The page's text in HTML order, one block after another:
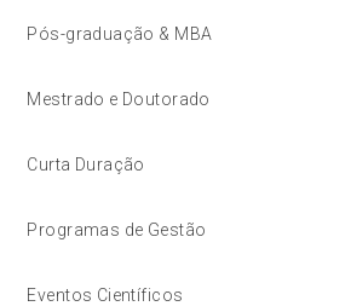
Pós-graduação & MBA
Mestrado e Doutorado
Curta Duração
Programas de Gestão
Eventos Científicos